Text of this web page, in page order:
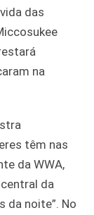
das
na
têm nas
da WWA,
da
da noite”. No